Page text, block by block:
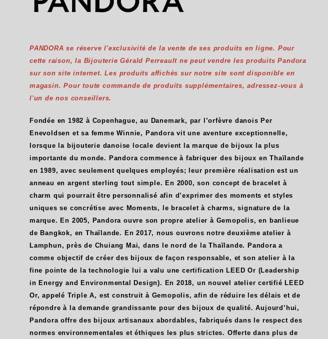
PANDORA se réserve l'exclusivité de la vente de ses produits en ligne. Pour
cette raison, la Bijouterie Gérald Perreault ne peut vendre les produits Pandora
sur son site internet. Les produits affichés sur notre site sont disponible en
magasin. Pour toute commande de produits supplémentaires, adressez-vous à
l'un de nos conseillers.
Fondée en 1982 à Copenhague, au Danemark, par l’orfèvre danois Per
Enevoldsen et sa femme Winnie, Pandora vit une aventure exceptionnelle,
lorsque la bijouterie danoise locale devient la marque de bijoux la plus
importante du monde. Pandora commence à fabriquer des bijoux en Thaïlande
en 1989, avec seulement quelques employés; leur première réalisation est un
anneau en argent sterling tout simple. En 2000, son concept de bracelet à
charm qui pourrait être personnalisé afin d’exprimer des moments et styles
uniques se concrétise avec Moments, le bracelet à charms, signature de la
marque. En 2005, Pandora ouvre son propre atelier à Gemopolis, en banlieue
de Bangkok, en Thaïlande. En 2017, nous ouvrons notre deuxième atelier à
Lamphun, près de Chuiang Mai, dans le nord de la Thaïlande. Pandora a
comme objectif de créer des bijoux de façon responsable, et son atelier à la
fine pointe de la technologie lui a valu une certification LEED Or (Leadership
in Energy and Environmental Design). En 2018, un nouvel atelier certifié LEED
Or, appelé Triple A, est construit à Gemopolis, afin de réduire les délais et de
répondre à la demande grandissante pour des bijoux de qualité. Aujourd’hui,
Pandora offre des bijoux artisanaux abordables, fabriqués dans le respect des
normes environnementales et éthiques les plus strictes. Offerte dans plus de